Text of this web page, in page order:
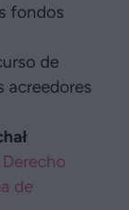
fondos
de
acreedores
de